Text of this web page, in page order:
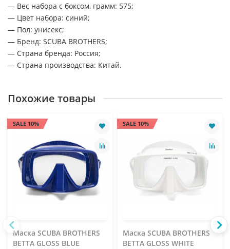
— Вес набора с боксом, грамм: 575;
— Цвет набора: синий;
— Пол: унисекс;
— Бренд: SCUBA BROTHERS;
— Страна бренда: Россия;
— Страна производства: Китай.
Похожие товары
SALE 10%
Маска SCUBA BROTHERS
BETTA GLOSS BLUE
SALE 10%
Маска SCUBA BROTHERS
BETTA GLOSS WHITE